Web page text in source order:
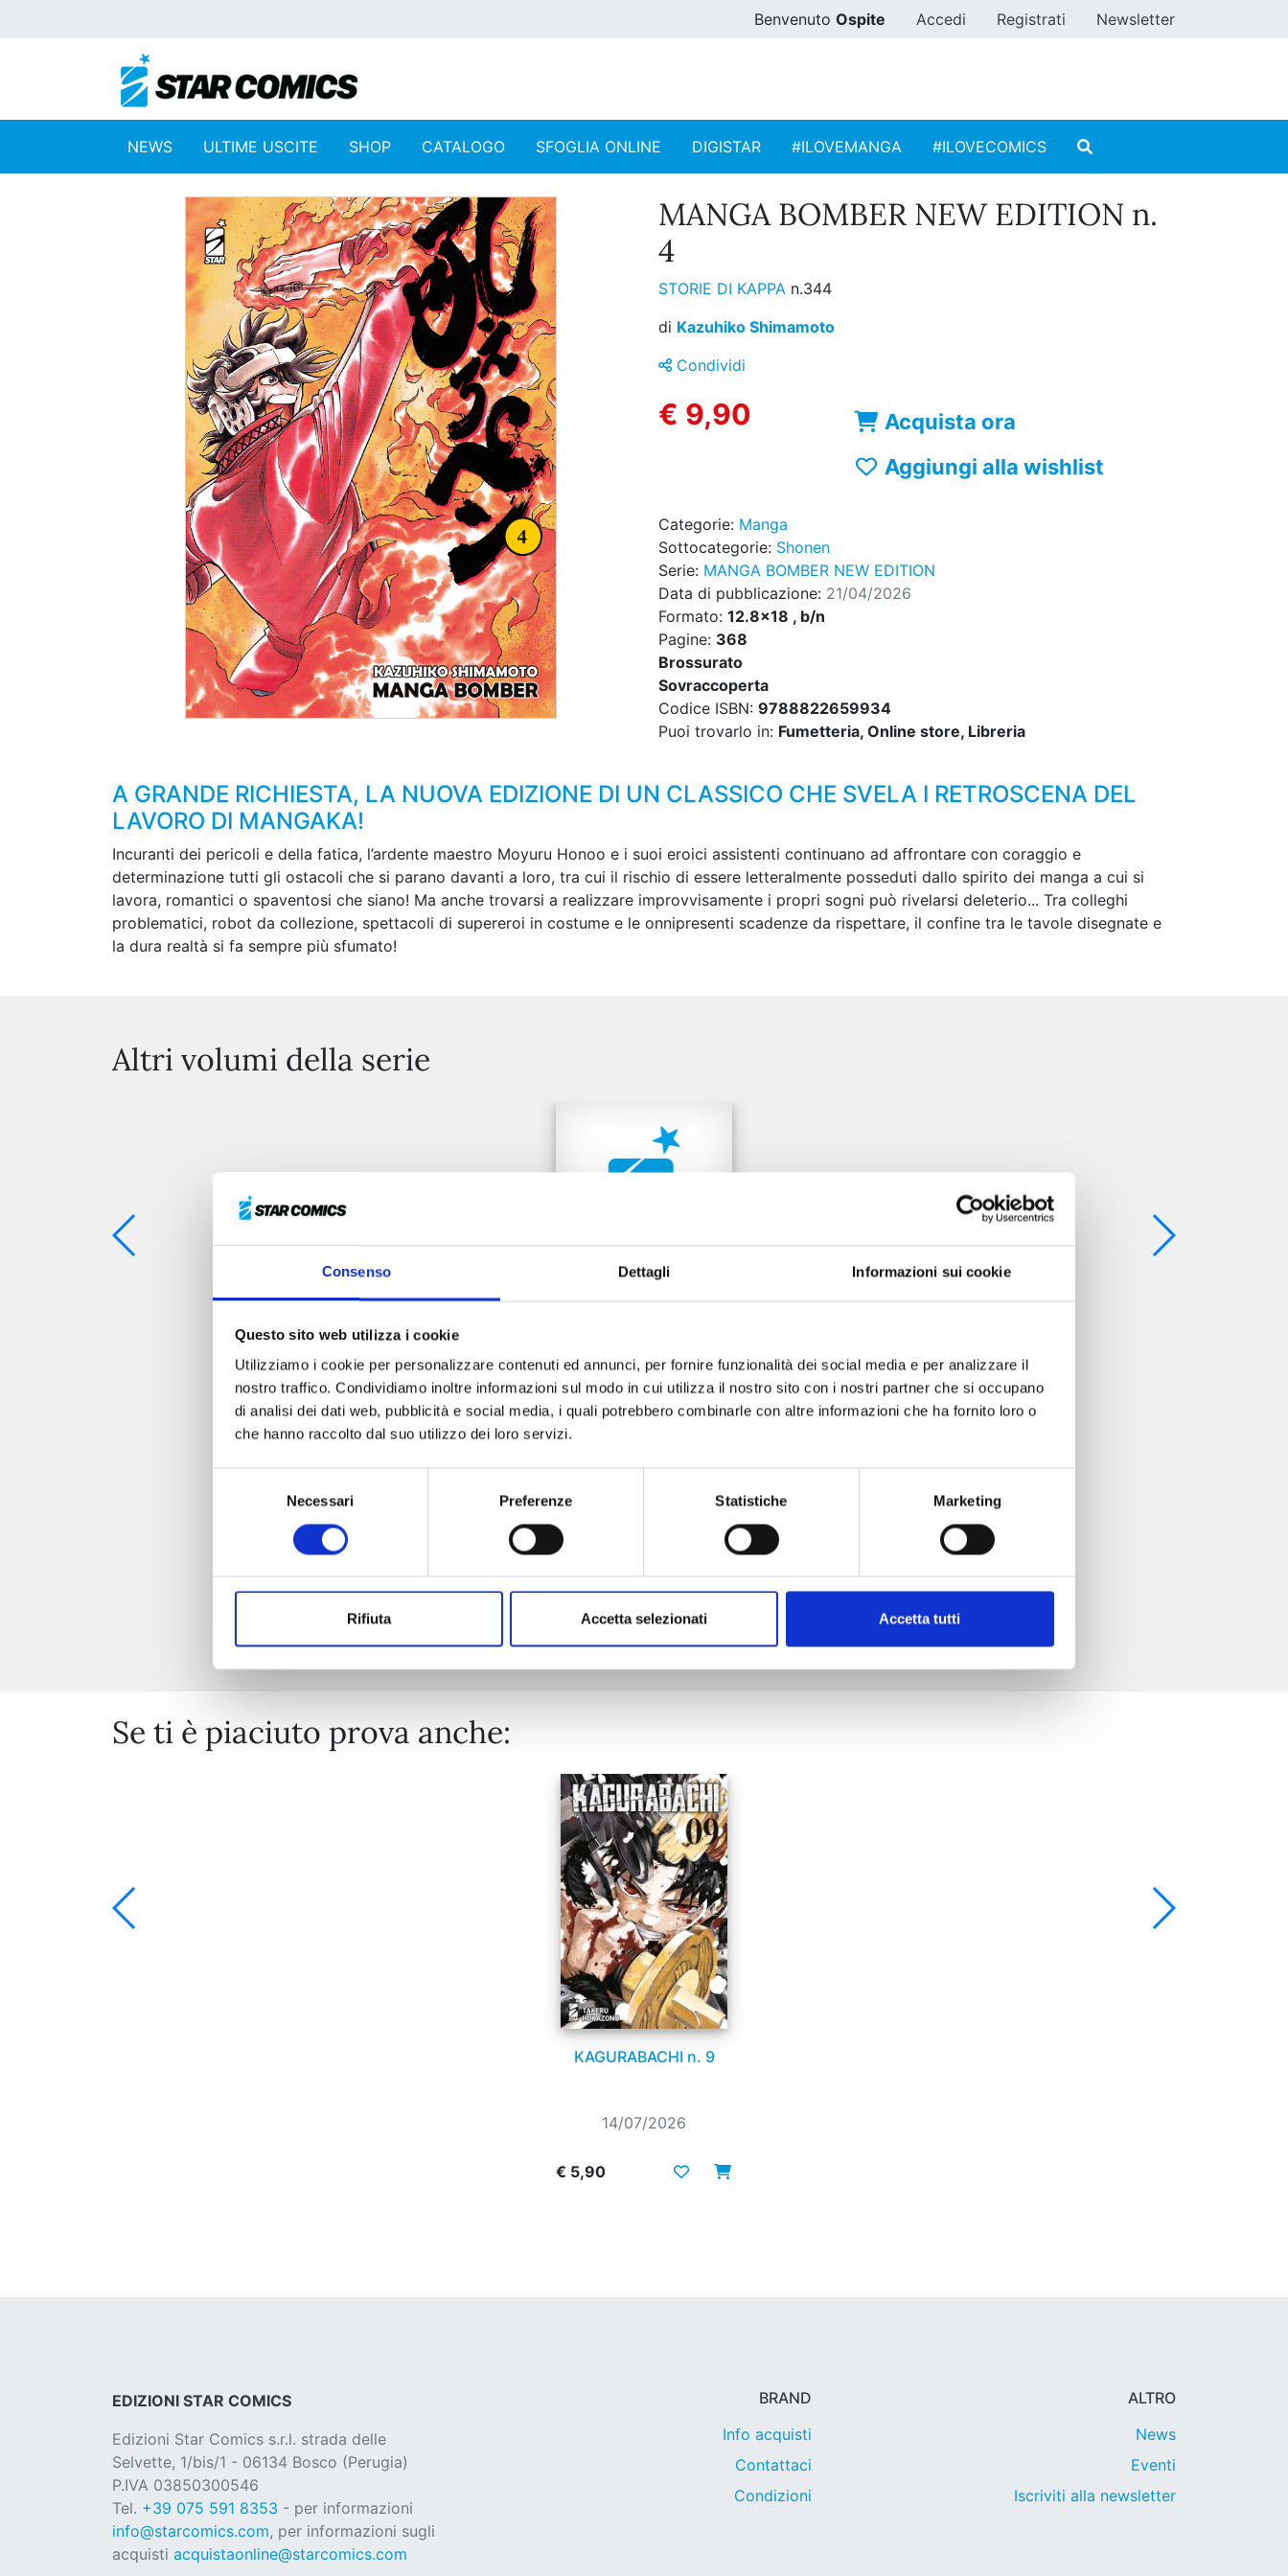
Consenso Dettagli Informazioni sui cookie
Questo sito web utilizza i cookie
Utilizziamo i cookie per personalizzare contenuti ed annunci, per fornire funzionalità dei social media e per analizzare il
nostro traffico. Condividiamo inoltre informazioni sul modo in cui utilizza il nostro sito con i nostri partner che si occupano
di analisi dei dati web, pubblicità e social media, i quali potrebbero combinarle con altre informazioni che ha fornito loro o
che hanno raccolto dal suo utilizzo dei loro servizi.
Necessari Preferenze Statistiche Marketing
Rifiuta Accetta selezionati Accetta tutti
Benvenuto Ospite Accedi Registrati Newsletter
NEWS ULTIME USCITE SHOP CATALOGO SFOGLIA ONLINE DIGISTAR #ILOVEMANGA #ILOVECOMICS
MANGA BOMBER NEW EDITION n.
4
STORIE DI KAPPA n.344
di Kazuhiko Shimamoto
Condividi
€ 9,90
Acquista ora
Aggiungi alla wishlist
Categorie: Manga
Sottocategorie: Shonen
Serie: MANGA BOMBER NEW EDITION
Data di pubblicazione: 21/04/2026
Formato: 12.8x18 , b/n
Pagine: 368
Brossurato
Sovraccoperta
Codice ISBN: 9788822659934
Puoi trovarlo in: Fumetteria, Online store, Libreria
A GRANDE RICHIESTA, LA NUOVA EDIZIONE DI UN CLASSICO CHE SVELA I RETROSCENA DEL
LAVORO DI MANGAKA!
Incuranti dei pericoli e della fatica, l’ardente maestro Moyuru Honoo e i suoi eroici assistenti continuano ad affrontare con coraggio e
determinazione tutti gli ostacoli che si parano davanti a loro, tra cui il rischio di essere letteralmente posseduti dallo spirito dei manga a cui si
lavora, romantici o spaventosi che siano! Ma anche trovarsi a realizzare improvvisamente i propri sogni può rivelarsi deleterio... Tra colleghi
problematici, robot da collezione, spettacoli di supereroi in costume e le onnipresenti scadenze da rispettare, il confine tra le tavole disegnate e
la dura realtà si fa sempre più sfumato!
Altri volumi della serie
MANGA BOMBER NEW EDITION n. 7
€ 9,90
Mostra tutto
Se ti è piaciuto prova anche:
KAGURABACHI n. 9
14/07/2026
€ 5,90
EDIZIONI STAR COMICS
Edizioni Star Comics s.r.l. strada delle
Selvette, 1/bis/1 - 06134 Bosco (Perugia)
P.IVA 03850300546
Tel. +39 075 591 8353 - per informazioni
info@starcomics.com, per informazioni sugli
acquisti acquistaonline@starcomics.com
BRAND
Info acquisti
Contattaci
Condizioni
ALTRO
News
Eventi
Iscriviti alla newsletter